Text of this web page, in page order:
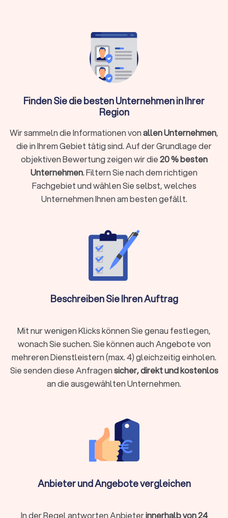
individuelle Playlists
Beratung zur Musikplanung
→Auf- und Abbau der Ausrüstung
Einigeprofessionelle DJsarbeiten zusätzlich mit Live-
Musikern zusammen oder bieten Entertainment-Extras wie
Fotoboxenan. Auf Trustlocal finden Sie einen für Sie
passenden professionellen DJ-Service, der Ihre
Veranstaltung mit dem perfekten Soundtrack untermalt und
für die richtige Stimmung sorgt.
DJs arbeiten häufig mitPaketpreisen. Das bedeutet, Sie
bezahlen pauschal für einen Auftritt von einer bestimmten
Stundenanzahl, zum Beispiel zwei oder acht Stunden.
400 € bis 3.000 €. Im Preis enthalten sind meistens
einen Aufpreis erhalten Sie oft Extras wie ein
Vorgespräch, Nebelmaschinen oder Verlängerung des
Auftritts.
Die unterschiedlichen Erfahrungsniveaus der Dienstleister
die Dauer der Veranstaltung
das benötigte Equipment
technische Anforderungen
mehreren DJs in Reichenbach/Vogtland an.
Finden Sie die besten Unternehmen in Ihrer
Region
Wir sammeln die Informationen vonallen Unternehmen,
die in Ihrem Gebiet tätig sind. Auf der Grundlage der
objektiven Bewertung zeigen wir die20 % besten
Unternehmen. Filtern Sie nach dem richtigen
Fachgebiet und wählen Sie selbst, welches
Unternehmen Ihnen am besten gefällt.
Beschreiben Sie Ihren Auftrag
Mit nur wenigen Klicks können Sie genau festlegen,
wonach Sie suchen. Sie können auch Angebote von
mehreren Dienstleistern (max. 4) gleichzeitig einholen.
Sie senden diese Anfragensicher, direkt und kostenlos
an die ausgewählten Unternehmen.
Anbieter und Angebote vergleichen
In der Regel antworten Anbieterinnerhalb von 24